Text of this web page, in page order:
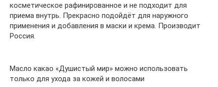
косметическое рафинированное и не подходит для
приема внутрь. Прекрасно подойдёт для наружного
применения и добавления в маски и крема. Производит
Россия.
Масло какао «Душистый мир» можно использовать
только для ухода за кожей и волосами